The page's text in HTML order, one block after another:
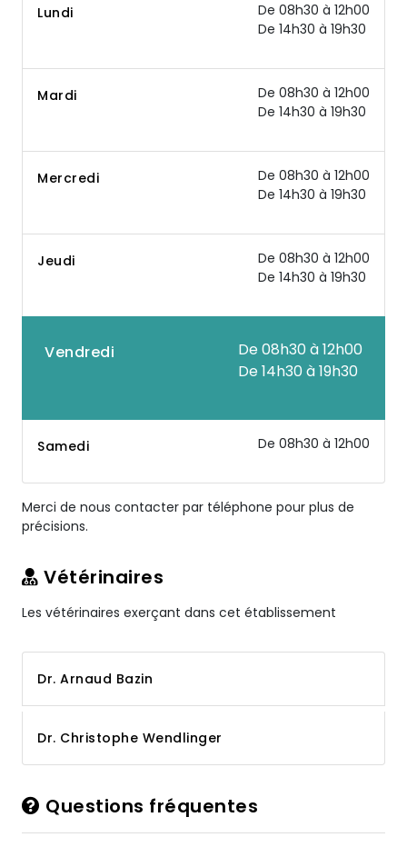
Lundi
De 08h30 à 12h00
De 14h30 à 19h30
Mardi
De 08h30 à 12h00
De 14h30 à 19h30
Mercredi
De 08h30 à 12h00
De 14h30 à 19h30
Jeudi
De 08h30 à 12h00
De 14h30 à 19h30
Vendredi
De 08h30 à 12h00
De 14h30 à 19h30
Samedi De 08h30 à 12h00
Merci de nous contacter par téléphone pour plus de
précisions.
Vétérinaires
Les vétérinaires exerçant dans cet établissement
Dr. Arnaud Bazin
Dr. Christophe Wendlinger
Questions fréquentes